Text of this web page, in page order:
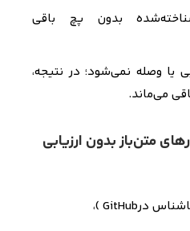
بدون پچ باقی
یا وصله نمی‌شود؛ در نتیجه،
می‌ماند.
متن‌باز بدون ارزیابی
درGitHub
)،